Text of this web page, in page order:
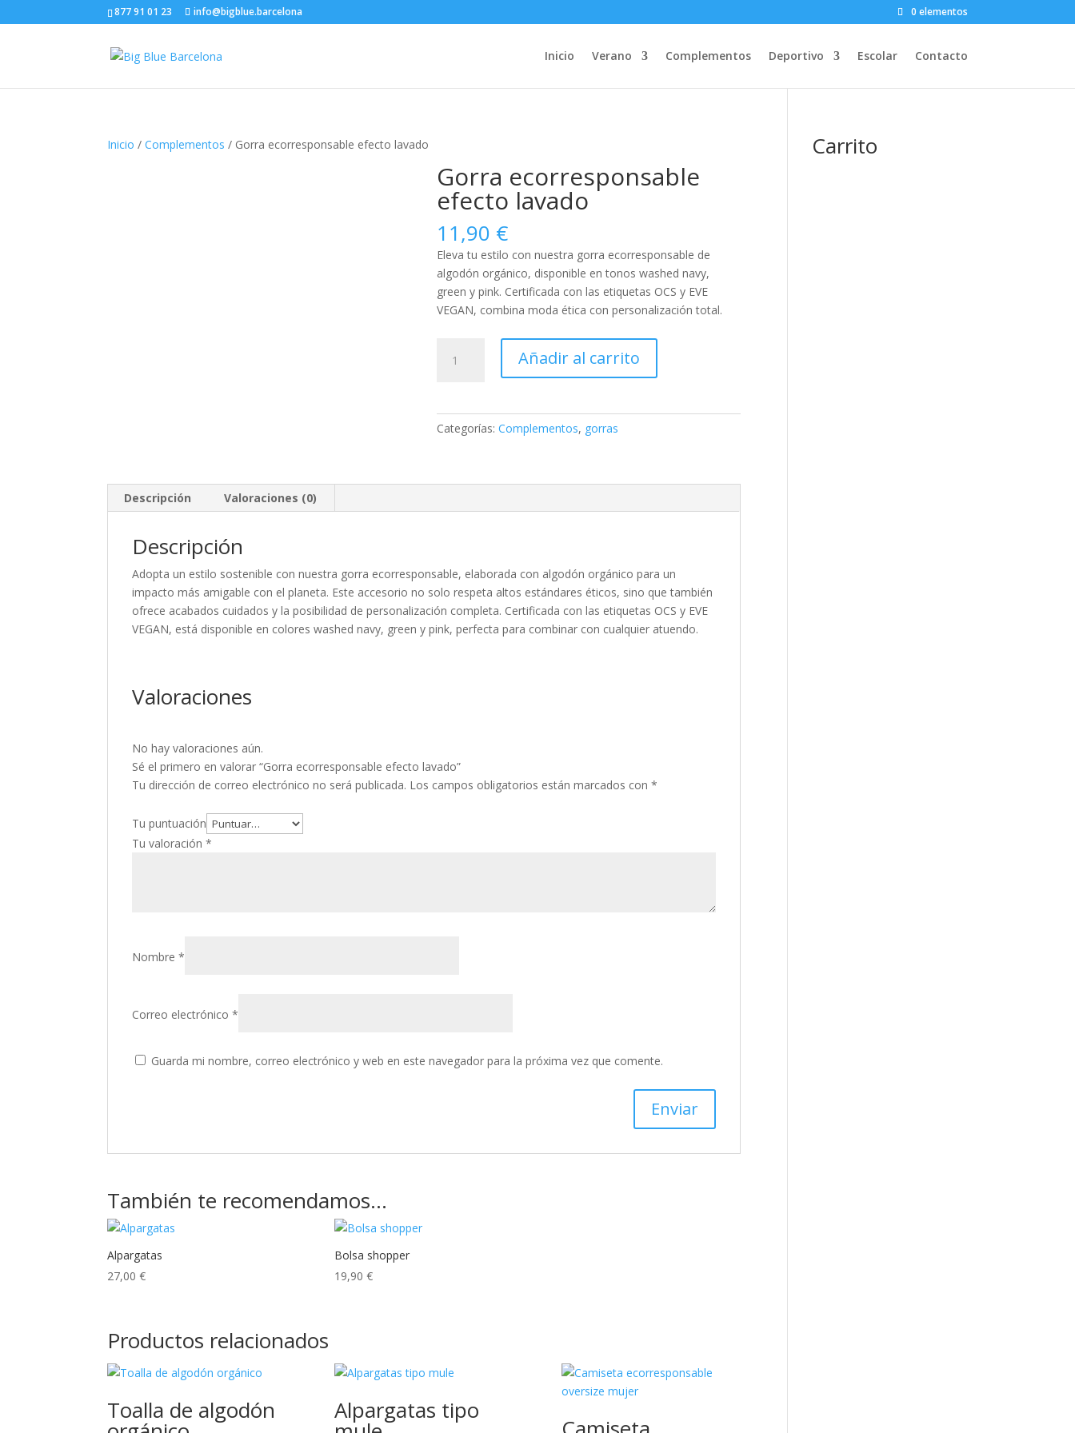
877 91 01 23 info@bigblue.barcelona 0 elementos
Inicio Verano Complementos Deportivo Escolar Contacto
Inicio /Complementos / Gorra ecorresponsable efecto lavado
Gorra ecorresponsable
efecto lavado
11,90 €
Eleva tu estilo con nuestra gorra ecorresponsable de
algodón orgánico, disponible en tonos washed navy,
green y pink. Certificada con las etiquetas OCS y EVE
VEGAN, combina moda ética con personalización total.
ecorresponsable
cantidad
Añadir al carrito
Categorías:Complementos, gorras
Descripción Valoraciones (0)
Descripción
Adopta un estilo sostenible con nuestra gorra ecorresponsable, elaborada con algodón orgánico para un
impacto más amigable con el planeta. Este accesorio no solo respeta altos estándares éticos, sino que también
ofrece acabados cuidados y la posibilidad de personalización completa. Certificada con las etiquetas OCS y EVE
VEGAN, está disponible en colores washed navy, green y pink, perfecta para combinar con cualquier atuendo.
Valoraciones
No hay valoraciones aún.
Sé el primero en valorar “Gorra ecorresponsable efecto lavado”
Tu dirección de correo electrónico no será publicada. Los campos obligatorios están marcados con*
Tu puntuación
Tu valoración*
Nombre*
Correo electrónico*
Guarda mi nombre, correo electrónico y web en este navegador para la próxima vez que comente.
También te recomendamos…
Alpargatas
27,00€
Bolsa shopper
19,90 €
Productos relacionados
Toalla de algodón Alpargatas tipo
Carrito